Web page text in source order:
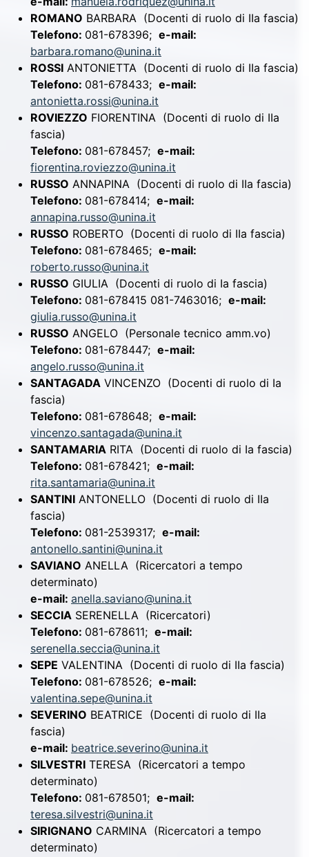
ROMANO BARBARA (Docenti di ruolo di IIa fascia)
Telefono: 081-678396; e-mail:
barbara.romano@unina.it
ROSSI ANTONIETTA (Docenti di ruolo di IIa fascia)
Telefono: 081-678433; e-mail:
antonietta.rossi@unina.it
ROVIEZZO FIORENTINA (Docenti di ruolo di IIa
fascia)
Telefono: 081-678457; e-mail:
fiorentina.roviezzo@unina.it
RUSSO ANNAPINA (Docenti di ruolo di IIa fascia)
Telefono: 081-678414; e-mail:
annapina.russo@unina.it
RUSSO ROBERTO (Docenti di ruolo di IIa fascia)
Telefono: 081-678465; e-mail:
roberto.russo@unina.it
RUSSO GIULIA (Docenti di ruolo di Ia fascia)
Telefono: 081-678415 081-7463016; e-mail:
giulia.russo@unina.it
RUSSO ANGELO (Personale tecnico amm.vo)
Telefono: 081-678447; e-mail:
angelo.russo@unina.it
SANTAGADA VINCENZO (Docenti di ruolo di Ia
fascia)
Telefono: 081-678648; e-mail:
vincenzo.santagada@unina.it
SANTAMARIA RITA (Docenti di ruolo di Ia fascia)
Telefono: 081-678421; e-mail:
rita.santamaria@unina.it
SANTINI ANTONELLO (Docenti di ruolo di IIa
fascia)
Telefono: 081-2539317; e-mail:
antonello.santini@unina.it
SAVIANO ANELLA (Ricercatori a tempo
determinato)
e-mail: anella.saviano@unina.it
SECCIA SERENELLA (Ricercatori)
Telefono: 081-678611; e-mail:
serenella.seccia@unina.it
SEPE VALENTINA (Docenti di ruolo di IIa fascia)
Telefono: 081-678526; e-mail:
valentina.sepe@unina.it
SEVERINO BEATRICE (Docenti di ruolo di IIa
fascia)
e-mail: beatrice.severino@unina.it
SILVESTRI TERESA (Ricercatori a tempo
determinato)
Telefono: 081-678501; e-mail:
teresa.silvestri@unina.it
SIRIGNANO CARMINA (Ricercatori a tempo
determinato)